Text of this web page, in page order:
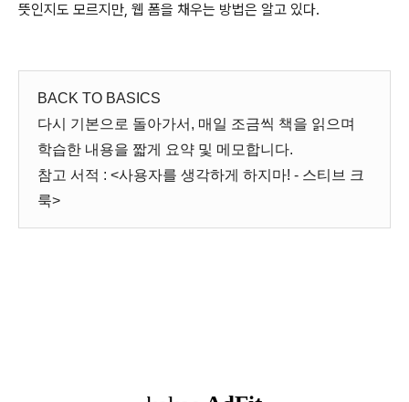
뜻인지도 모르지만, 웹 폼을 채우는 방법은 알고 있다.
BACK TO BASICS
다시 기본으로 돌아가서, 매일 조금씩 책을 읽으며
학습한 내용을 짧게 요약 및 메모합니다.
참고 서적 : <사용자를 생각하게 하지마! - 스티브 크
룩>